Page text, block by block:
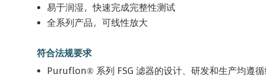
易于润湿，快速完成完整性测试
全系列产品，可线性放大
符合法规要求
Puruflon® 系列 FSG 滤器的设计、研发和生产均遵